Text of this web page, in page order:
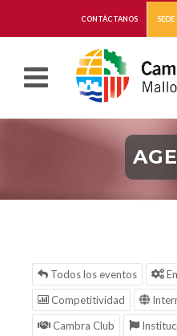
CONTÁCTANOS
Todos los eventos
Competitividad
Cambra Club